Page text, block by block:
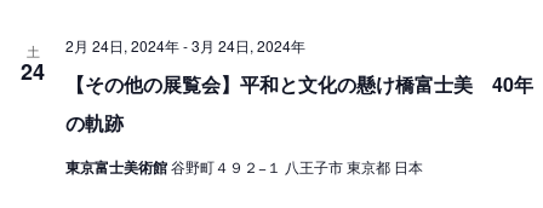
土
24
【その他の展覧会】平和と文化の懸け橋富士美 40年
の軌跡
2月 24日, 2024年-3月 24日, 2024年
東京富士美術館谷野町４９２−１ 八王子市 東京都 日本